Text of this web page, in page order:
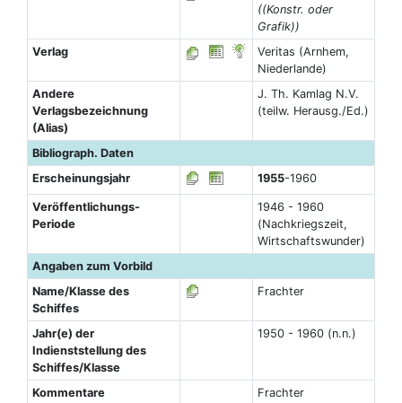
((Konstr. oder
Grafik))
Verlag
Veritas (Arnhem,
Niederlande)
Andere
Verlagsbezeichnung
(Alias)
J. Th. Kamlag N.V.
(teilw. Herausg./Ed.)
Bibliograph. Daten
Erscheinungsjahr
1955-1960
Veröffentlichungs-
Periode
1946 - 1960
(Nachkriegszeit,
Wirtschaftswunder)
Angaben zum Vorbild
Name/Klasse des
Schiffes
Frachter
Jahr(e) der
Indienststellung des
Schiffes/Klasse
1950 - 1960 (n.n.)
Kommentare
Frachter